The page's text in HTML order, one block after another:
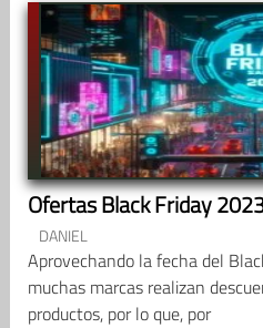
Ofertas Black Friday
DANIEL
Aprovechando la fecha del
muchas marcas realizan
productos, por lo que, por